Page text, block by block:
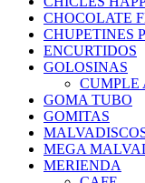
CHOCOLATE
CHUPETINES
ENCURTIDOS
GOLOSINAS
CUMPLE
GOMA TUBO
GOMITAS
MEGA
MERIENDA